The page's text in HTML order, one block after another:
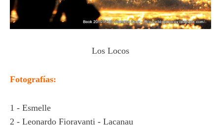
Los Locos
Fotografías:
1 - Esmelle
2 - Leonardo Fioravanti - Lacanau